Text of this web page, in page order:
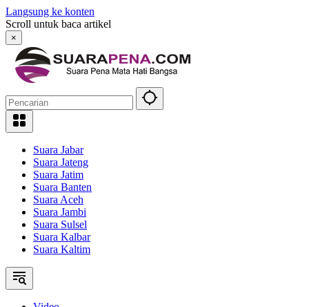
Langsung ke konten
Scroll untuk baca artikel
×
Suara Jabar
Suara Jateng
Suara Jatim
Suara Banten
Suara Aceh
Suara Jambi
Suara Sulsel
Suara Kalbar
Suara Kaltim